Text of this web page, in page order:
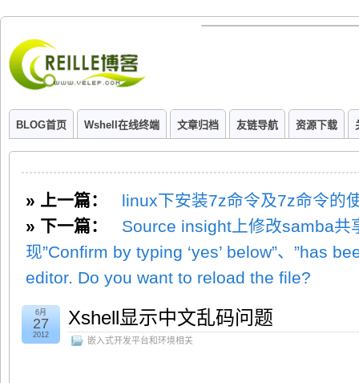
BLOG首页 Wshell在线终端 文章归档 友链导航 资源下载
» 上一篇：
linux下安装7z命令及7z命令的
» 下一篇：
Source insight上修改samba共
现”Confirm by typing ‘yes’ below”、”has
editor. Do you want to reload the file?
Xshell显示中文乱码问题
嵌入式开发平台和环境相关
6月
27
2012